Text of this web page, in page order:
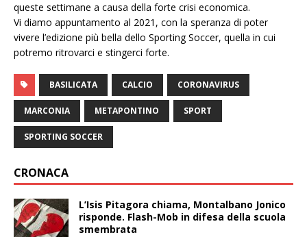
queste settimane a causa della forte crisi economica.
Vi diamo appuntamento al 2021, con la speranza di poter
vivere l’edizione più bella dello Sporting Soccer, quella in cui
potremo ritrovarci e stingerci forte.
BASILICATA CALCIO CORONAVIRUS
MARCONIA METAPONTINO SPORT
SPORTING SOCCER
CRONACA
L’Isis Pitagora chiama, Montalbano Jonico
risponde. Flash-Mob in difesa della scuola
smembrata